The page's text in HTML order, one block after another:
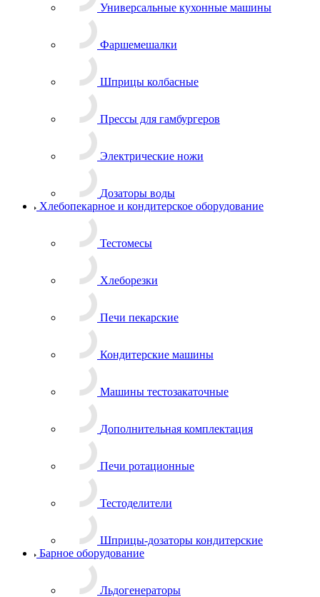
Универсальные кухонные машины
Фаршемешалки
Шприцы колбасные
Прессы для гамбургеров
Электрические ножи
Дозаторы воды
Хлебопекарное и кондитерское оборудование
Тестомесы
Хлеборезки
Печи пекарские
Кондитерские машины
Машины тестозакаточные
Дополнительная комплектация
Печи ротационные
Тестоделители
Шприцы-дозаторы кондитерские
Барное оборудование
Льдогенераторы